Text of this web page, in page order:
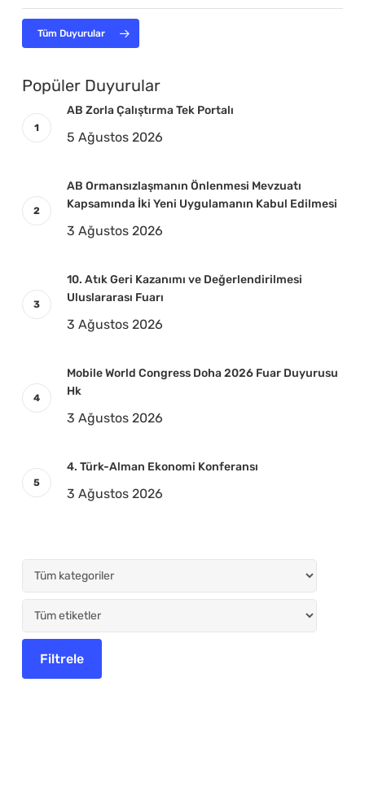
Tüm Duyurular
Popüler Duyurular
AB Zorla Çalıştırma Tek Portalı
5 Ağustos 2026
AB Ormansızlaşmanın Önlenmesi Mevzuatı
Kapsamında İki Yeni Uygulamanın Kabul Edilmesi
3 Ağustos 2026
10. Atık Geri Kazanımı ve Değerlendirilmesi
Uluslararası Fuarı
3 Ağustos 2026
Mobile World Congress Doha 2026 Fuar Duyurusu
Hk
3 Ağustos 2026
4. Türk-Alman Ekonomi Konferansı
3 Ağustos 2026